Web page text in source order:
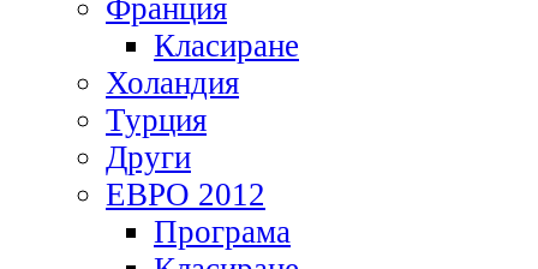
Франция
Класиране
Холандия
Турция
Други
ЕВРО 2012
Програма